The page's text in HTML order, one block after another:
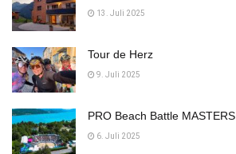
13. Juli 2025
Tour de Herz
9. Juli 2025
PRO Beach Battle MASTERS
6. Juli 2025